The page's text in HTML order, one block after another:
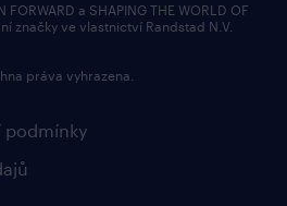
podmínky
FORWARD a SHAPING THE WORLD OF
značky ve vlastnictví Randstad N.V.
práva vyhrazena.